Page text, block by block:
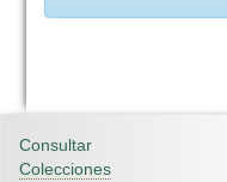
Consultar
Colecciones